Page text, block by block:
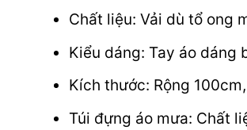
Chất liệu: Vải dù tổ ong
Kiểu dáng: Tay áo dáng
Kích thước: Rộng
Túi đựng áo mưa: Chất